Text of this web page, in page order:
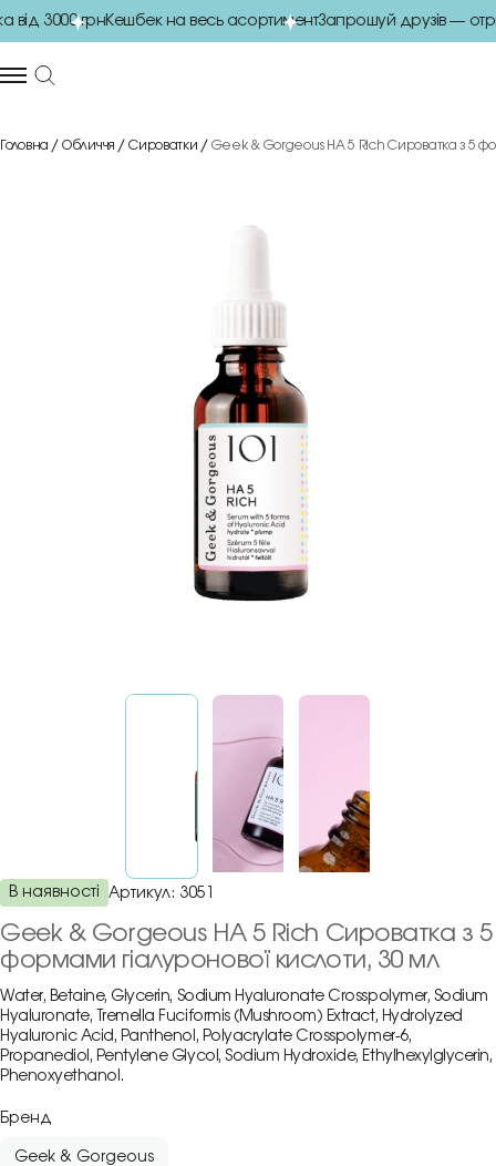
від 3000 грнКешбек на весь асортиментЗапрошуй друзів —
Головна Обличчя Сироватки Geek & Gorgeous HA 5 Rich Сироватка з 5
В наявності Артикул: 3051
Geek & Gorgeous HA 5 Rich Сироватка з 5
формами гіалуронової кислоти, 30 мл
Water, Betaine, Glycerin, Sodium Hyaluronate Crosspolymer, Sodium
Hyaluronate, Tremella Fuciformis (Mushroom) Extract, Hydrolyzed
Hyaluronic Acid, Panthenol, Polyacrylate Crosspolymer-6,
Propanediol, Pentylene Glycol, Sodium Hydroxide, Ethylhexylglycerin,
Phenoxyethanol.
Бренд
Geek & Gorgeous